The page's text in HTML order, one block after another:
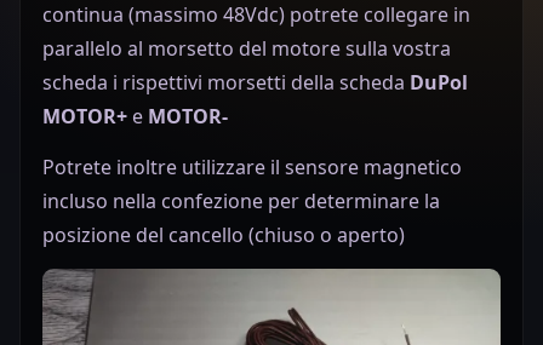
continua (massimo 48Vdc) potrete collegare in
parallelo al morsetto del motore sulla vostra
scheda i rispettivi morsetti della scheda DuPol
MOTOR+ e MOTOR-
Potrete inoltre utilizzare il sensore magnetico
incluso nella confezione per determinare la
posizione del cancello (chiuso o aperto)